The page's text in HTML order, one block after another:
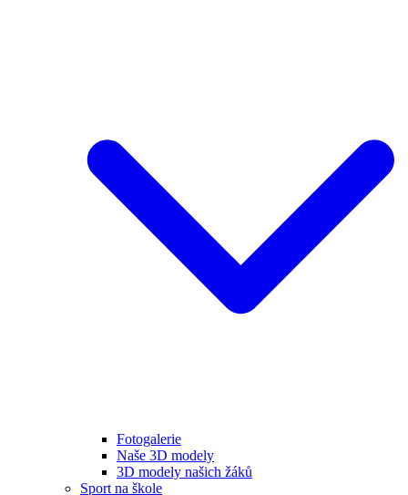
Fotogalerie
Naše 3D modely
3D modely našich žáků
Sport na škole